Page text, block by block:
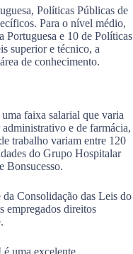
Políticas Públicas de
Para o nível médio,
Portuguesa e 10 de Políticas
superior e técnico, a
de conhecimento.
faixa salarial que varia
e de farmácia,
trabalho variam entre 120
do Grupo Hospitalar
Bonsucesso.
da Consolidação das Leis do
empregados direitos
é uma excelente